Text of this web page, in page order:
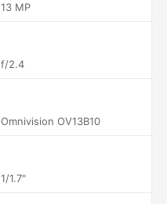
13 MP
f/2.4
Omnivision OV13B10
1/1.7"